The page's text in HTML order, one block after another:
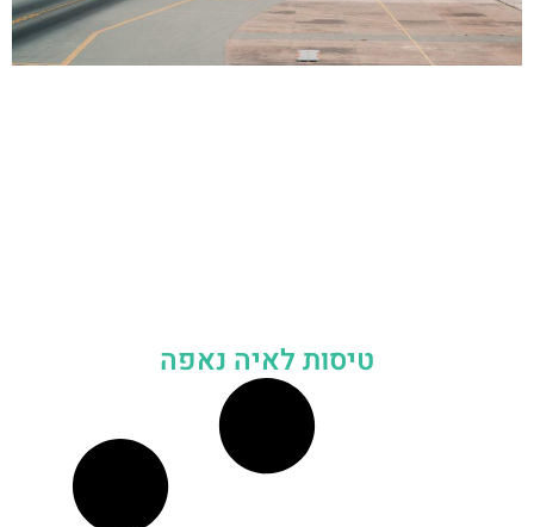
טיסות לאיה נאפה